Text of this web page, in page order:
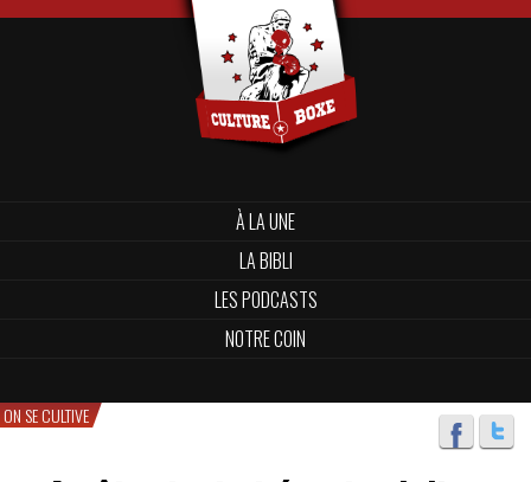
À LA UNE
LA BIBLI
LES PODCASTS
NOTRE COIN
ON SE CULTIVE